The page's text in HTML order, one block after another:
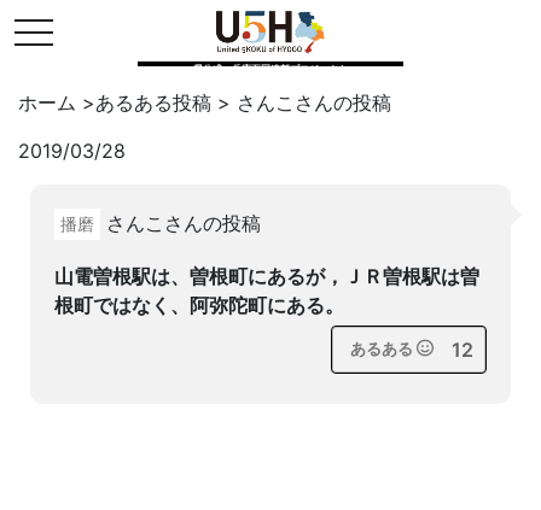
toggle navigation
県公式・兵庫五国連邦プロジェクト
ホーム >あるある投稿 > さんこ さんの投稿
2019/03/28
播磨 さんこさんの投稿
山電曽根駅は、曽根町にあるが，ＪＲ曽根駅は曽
根町ではなく、阿弥陀町にある。
あるある 12